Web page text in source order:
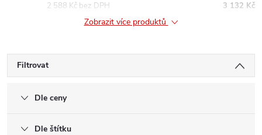
3 132 Kč
2 588 Kč bez DPH
Zobrazit více produktů
Filtrovat
Dle ceny
Dle štítku